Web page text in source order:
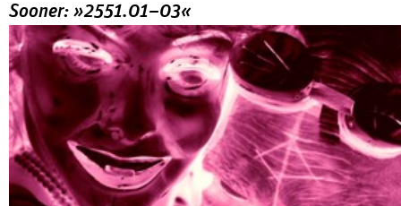
Sooner: »2551.01–03«